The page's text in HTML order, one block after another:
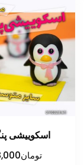
اسکوییشی
تومان